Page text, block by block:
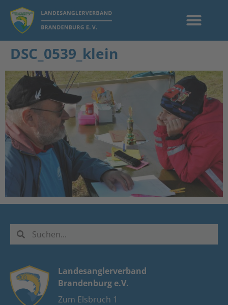
DSC_0539_klein
Landesanglerverband
Brandenburg e.V.
Zum Elsbruch 1